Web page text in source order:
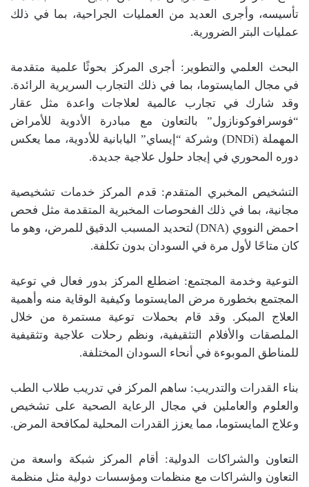
تأسيسه، وأجرى العديد من العمليات الجراحية، بما في ذلك
عمليات البتر الضرورية.
البحث العلمي والتطوير: أجرى المركز بحوثًا علمية متقدمة
في مجال المايستوما، بما في ذلك التجارب السريرية الرائدة.
وقد شارك في تجارب عالمية لعلاجات واعدة مثل عقار
“فوسرافوكونازول” بالتعاون مع مبادرة الأدوية للأمراض
المهملة (DNDi) وشركة “إيساي” اليابانية للأدوية، مما يعكس
دوره المحوري في إيجاد حلول علاجية جديدة.
التشخيص المخبري المتقدم: قدم المركز خدمات تشخيصية
مجانية، بما في ذلك الفحوصات المخبرية المتقدمة مثل فحص
احمض النووي (DNA) لتحديد المسبب الدقيق للمرض، وهو ما
كان متاحًا لأول مرة في السودان بدون تكلفة.
التوعية وخدمة المجتمع: اضطلع المركز بدور فعال في توعية
المجتمع بخطورة مرض المايستوما وكيفية الوقاية منه وأهمية
العلاج المبكر. وقد قام بحملات توعية مستمرة من خلال
الملصقات والأفلام التثقيفية، ونظم رحلات علاجية وتثقيفية
للمناطق الموبوءة في أنحاء السودان المختلفة.
بناء القدرات والتدريب: ساهم المركز في تدريب طلاب الطب
والعلوم والعاملين في مجال الرعاية الصحية على تشخيص
وعلاج المايستوما، مما يعزز القدرات المحلية لمكافحة المرض.
التعاون والشراكات الدولية: أقام المركز شبكة واسعة من
التعاون والشراكات مع منظمات ومؤسسات دولية مثل منظمة